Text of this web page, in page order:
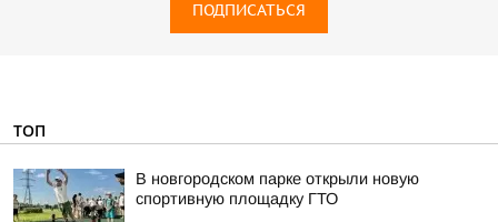
ПОДПИСАТЬСЯ
ТОП
В новгородском парке открыли новую
спортивную площадку ГТО